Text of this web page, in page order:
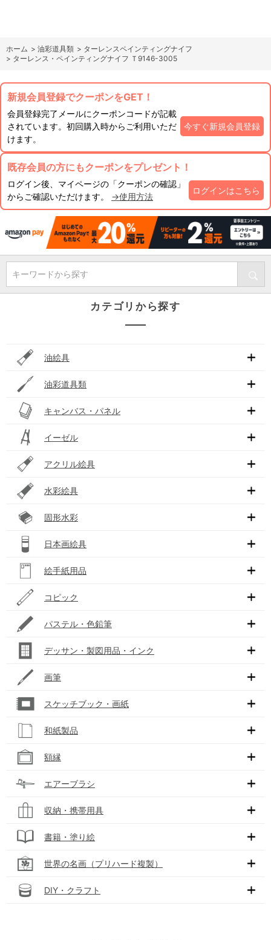
ホーム > 油彩道具類 > ターレンスペインティングナイフ
> ターレンス・ペインティングナイフ Ｔ9146-3005
新規会員登録でクーポンをGET！
会員登録完了メールにクーポンコードが記載
されています。初回購入時からご利用いただ
けます。
今すぐ新規会員登録
既存会員の方にもクーポンをプレゼント！
ログイン後、マイページの「クーポンの確認」
からご確認いただけます。 →使用方法
ログインはこちら
キーワードから探す
カテゴリから探す
油絵具
油彩道具類
キャンバス・パネル
イーゼル
アクリル絵具
水彩絵具
固形水彩
日本画絵具
絵手紙用品
コピック
パステル・色鉛筆
デッサン・製図用品・インク
画筆
スケッチブック・画紙
和紙製品
額縁
エアーブラシ
収納・携帯用具
書籍・塗り絵
世界の名画（プリハード複製）
DIY・クラフト